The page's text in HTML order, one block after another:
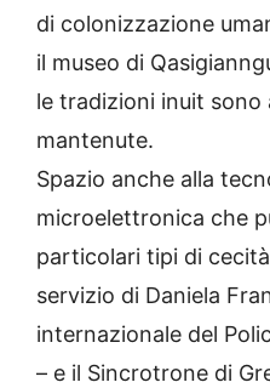
di colonizzazione
il museo di
le tradizioni inuit
mantenute.
Spazio anche alla
microelettronica che
particolari tipi di
servizio di Daniela
internazionale del
– e il Sincrotrone di